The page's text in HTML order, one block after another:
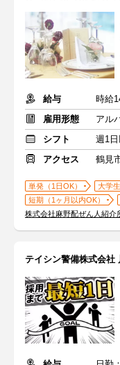
給与
時給
雇用形態
アル
シフト
週1
アクセス
鶴見
単発（1日OK） 大学
短期（1ヶ月以内OK）
株式会社麻野配ぜん人紹介
テイシン警備株式会社